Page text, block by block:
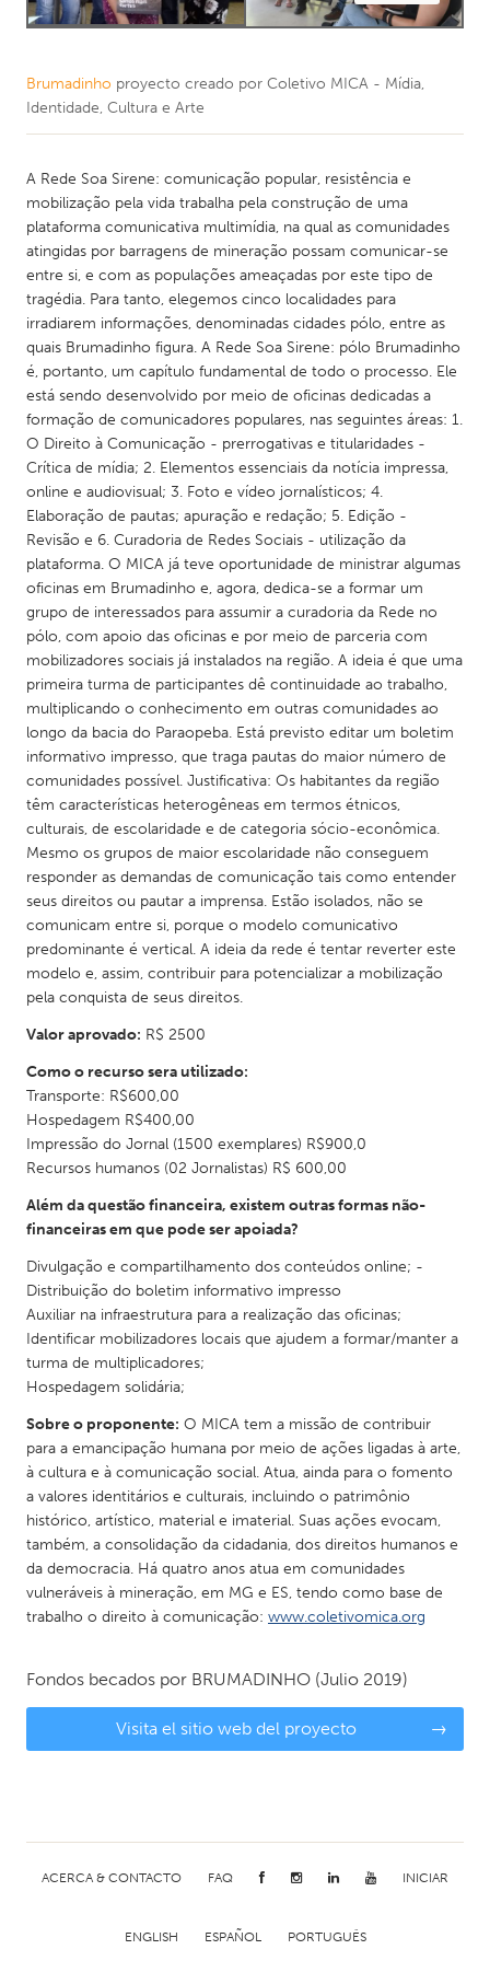
Brumadinho proyecto creado por Coletivo MICA - Mídia,
Identidade, Cultura e Arte
A Rede Soa Sirene: comunicação popular, resistência e
mobilização pela vida trabalha pela construção de uma
plataforma comunicativa multimídia, na qual as comunidades
atingidas por barragens de mineração possam comunicar-se
entre si, e com as populações ameaçadas por este tipo de
tragédia. Para tanto, elegemos cinco localidades para
irradiarem informações, denominadas cidades pólo, entre as
quais Brumadinho figura. A Rede Soa Sirene: pólo Brumadinho
é, portanto, um capítulo fundamental de todo o processo. Ele
está sendo desenvolvido por meio de oficinas dedicadas a
formação de comunicadores populares, nas seguintes áreas: 1.
O Direito à Comunicação - prerrogativas e titularidades -
Crítica de mídia; 2. Elementos essenciais da notícia impressa,
online e audiovisual; 3. Foto e vídeo jornalísticos; 4.
Elaboração de pautas; apuração e redação; 5. Edição -
Revisão e 6. Curadoria de Redes Sociais - utilização da
plataforma. O MICA já teve oportunidade de ministrar algumas
oficinas em Brumadinho e, agora, dedica-se a formar um
grupo de interessados para assumir a curadoria da Rede no
pólo, com apoio das oficinas e por meio de parceria com
mobilizadores sociais já instalados na região. A ideia é que uma
primeira turma de participantes dê continuidade ao trabalho,
multiplicando o conhecimento em outras comunidades ao
longo da bacia do Paraopeba. Está previsto editar um boletim
informativo impresso, que traga pautas do maior número de
comunidades possível. Justificativa: Os habitantes da região
têm características heterogêneas em termos étnicos,
culturais, de escolaridade e de categoria sócio-econômica.
Mesmo os grupos de maior escolaridade não conseguem
responder as demandas de comunicação tais como entender
seus direitos ou pautar a imprensa. Estão isolados, não se
comunicam entre si, porque o modelo comunicativo
predominante é vertical. A ideia da rede é tentar reverter este
modelo e, assim, contribuir para potencializar a mobilização
pela conquista de seus direitos.
Valor aprovado: R$ 2500
Como o recurso sera utilizado:
Transporte: R$600,00
Hospedagem R$400,00
Impressão do Jornal (1500 exemplares) R$900,0
Recursos humanos (02 Jornalistas) R$ 600,00
Além da questão financeira, existem outras formas não-
financeiras em que pode ser apoiada?
Divulgação e compartilhamento dos conteúdos online; -
Distribuição do boletim informativo impresso
Auxiliar na infraestrutura para a realização das oficinas;
Identificar mobilizadores locais que ajudem a formar/manter a
turma de multiplicadores;
Hospedagem solidária;
Sobre o proponente: O MICA tem a missão de contribuir
para a emancipação humana por meio de ações ligadas à arte,
à cultura e à comunicação social. Atua, ainda para o fomento
a valores identitários e culturais, incluindo o patrimônio
histórico, artístico, material e imaterial. Suas ações evocam,
também, a consolidação da cidadania, dos direitos humanos e
da democracia. Há quatro anos atua em comunidades
vulneráveis à mineração, em MG e ES, tendo como base de
trabalho o direito à comunicação: www.coletivomica.org
Fondos becados por BRUMADINHO (Julio 2019)
Visita el sitio web del proyecto →
ACERCA & CONTACTO FAQ INICIAR
ENGLISH ESPAÑOL PORTUGUÊS